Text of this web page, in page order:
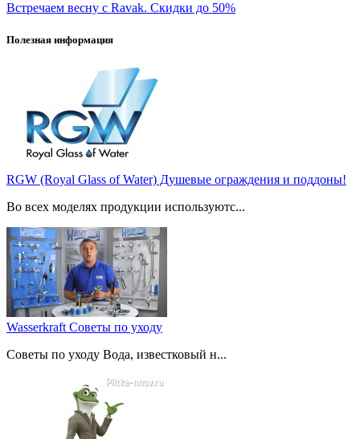
Встречаем весну с Ravak. Скидки до 50%
Полезная информация
RGW (Royal Glass of Water) Душевые ограждения и поддоны!
Во всех моделях продукции используютс...
Wasserkraft Советы по уходу
Советы по уходу Вода, известковый н...